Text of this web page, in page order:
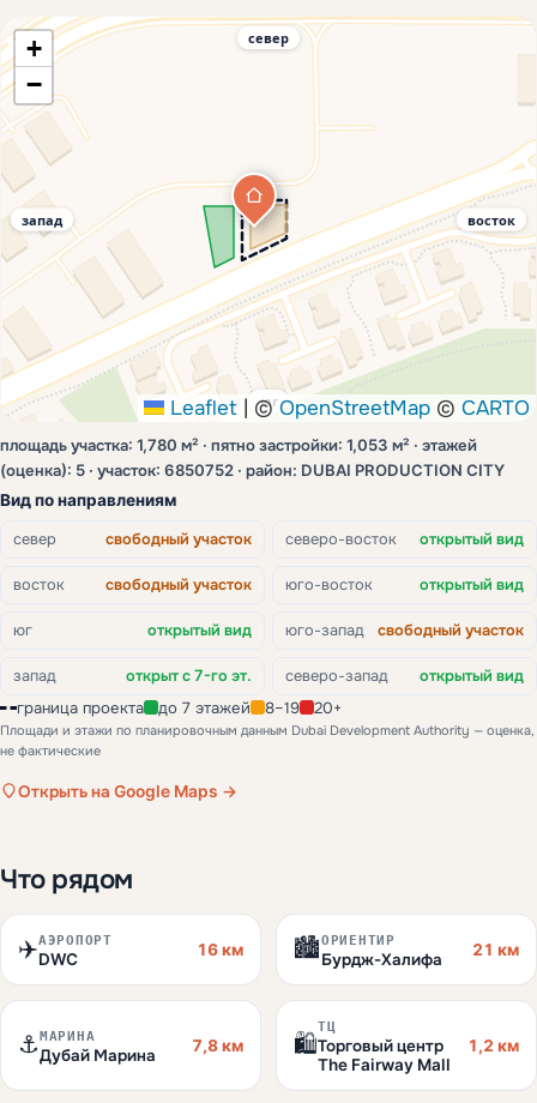
+
−
Leaflet | ©OpenStreetMap © CARTO
север
юг
восток
запад
площадь участка: 1,780 м² · пятно застройки: 1,053 м² · этажей
(оценка): 5 · участок: 6850752 · район: DUBAI PRODUCTION CITY
Вид по направлениям
север свободный участок северо-восток открытый вид
восток свободный участок юго-восток открытый вид
юг открытый вид юго-запад свободный участок
запад открыт с 7-го эт. северо-запад открытый вид
граница проекта до 7 этажей 8–19 20+
Площади и этажи по планировочным данным Dubai Development Authority — оценка,
не фактические
Открыть на Google Maps →
Что рядом
✈️АЭРОПОРТ
DWC
16 км 🏙️ОРИЕНТИР
Бурдж-Халифа
21 км
⚓ МАРИНА
Дубай Марина
7,8 км 🛍️
ТЦ
Торговый центр
The Fairway Mall
1,2 км